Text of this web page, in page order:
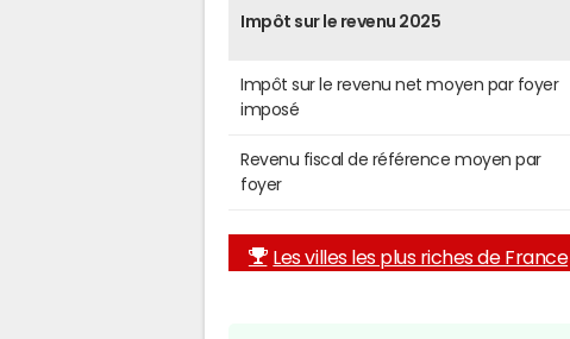
Impôt sur le revenu 2025
Impôt sur le revenu net moyen par foyer
imposé
Revenu fiscal de référence moyen par
foyer
Les villes les plus riches de France